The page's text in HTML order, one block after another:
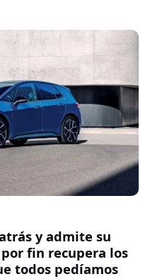
y admite su
fin recupera los
todos pedíamos